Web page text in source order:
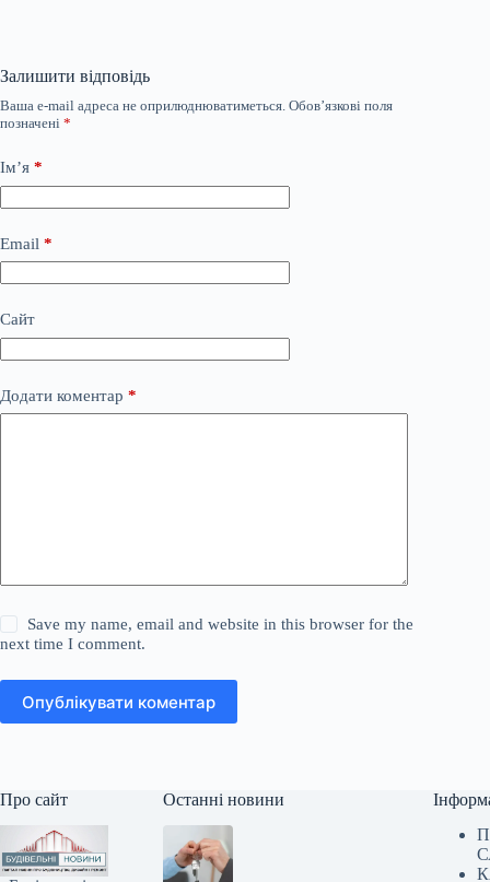
Залишити відповідь
Ваша e-mail адреса не оприлюднюватиметься. Обов’язкові поля
позначені *
Ім’я *
Email *
Сайт
Додати коментар *
Save my name, email and website in this browser for the
next time I comment.
Опублікувати коментар
Про сайт Останні новини